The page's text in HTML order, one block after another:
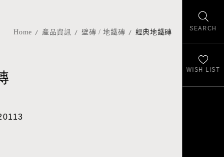
SEARCH
WISH LIST
Home 產品資訊 壁磚 / 地鐵磚 經典地鐵磚